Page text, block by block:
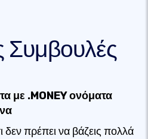
Συμβουλές
με .MONEY ονόματα
δεν πρέπει να βάζεις πολλά